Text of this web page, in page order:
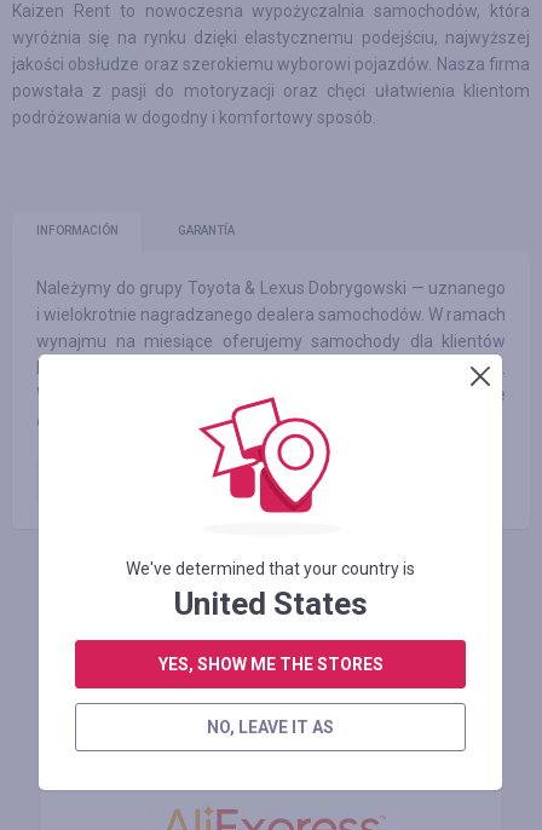
Kaizen Rent to nowoczesna wypożyczalnia samochodów, która
wyróżnia się na rynku dzięki elastycznemu podejściu, najwyższej
jakości obsłudze oraz szerokiemu wyborowi pojazdów. Nasza firma
powstała z pasji do motoryzacji oraz chęci ułatwienia klientom
podróżowania w dogodny i komfortowy sposób.
INFORMACIÓN GARANTÍA
Należymy do grupy Toyota & Lexus Dobrygowski — uznanego
i wielokrotnie nagradzanego dealera samochodów. W ramach
wynajmu na miesiące oferujemy samochody dla klientów
biznesowych i indywidualnych na okres od 1 do 24 miesięcy.
Warunki wypożyczenia samochodu są indywidualnie
dopasowywane do klientów i ich potrzeb.
Rezerwacja płatna
INICIE SESIÓN PARA DEJAR UNA RESEÑA
Tiendas similares
We've determined that your country is
United States
YES, SHOW ME THE STORES
NO, LEAVE IT AS